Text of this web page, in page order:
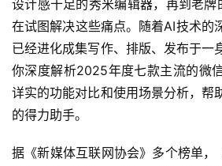
设计感十足的秀米编辑器，再到老
在试图解决这些痛点。随着AI技术的
已经进化成集写作、排版、发布于一
你深度解析2025年度七款主流的微
详实的功能对比和使用场景分析，帮
的得力助手。
据《新媒体互联网协会》多个榜单，